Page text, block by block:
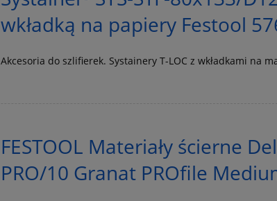
wkładką na papiery Festool
Akcesoria do szlifierek. Systainery T-LOC z wkładkami na
FESTOOL Materiały ścierne
PRO/10 Granat PROfile